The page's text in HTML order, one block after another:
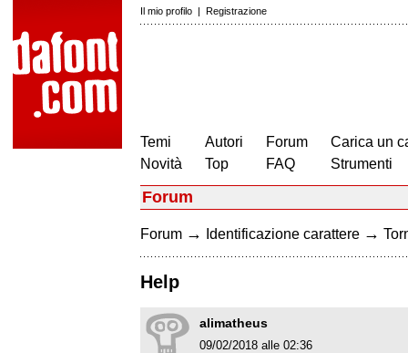
Il mio profilo | Registrazione
Temi
Novità
Autori
Top
Forum
FAQ
Carica un
Strumenti
Forum
Forum → Identificazione carattere →
Help
alimatheus
09/02/2018 alle 02:36